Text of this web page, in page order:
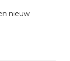
nieuw